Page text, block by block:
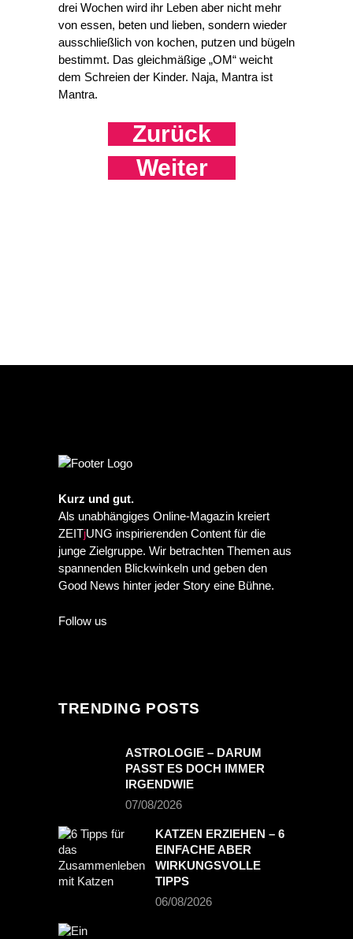
drei Wochen wird ihr Leben aber nicht mehr
von essen, beten und lieben, sondern wieder
ausschließlich von kochen, putzen und bügeln
bestimmt. Das gleichmäßige „OM“ weicht
dem Schreien der Kinder. Naja, Mantra ist
Mantra.
Zurück
Weiter
Kurz und gut.
Als unabhängiges Online-Magazin kreiert
ZEITjUNG inspirierenden Content für die
junge Zielgruppe. Wir betrachten Themen aus
spannenden Blickwinkeln und geben den
Good News hinter jeder Story eine Bühne.
Follow us
TRENDING POSTS
ASTROLOGIE – DARUM
PASST ES DOCH IMMER
IRGENDWIE
07/08/2026
KATZEN ERZIEHEN – 6
EINFACHE ABER
WIRKUNGSVOLLE
TIPPS
06/08/2026